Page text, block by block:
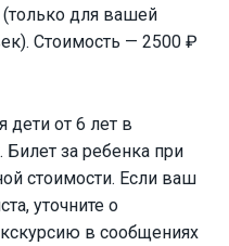
для вашей
Стоимость — 2500 ₽
дети от 6 лет в
за ребенка при
стоимости. Если ваш
уточните о
в сообщениях